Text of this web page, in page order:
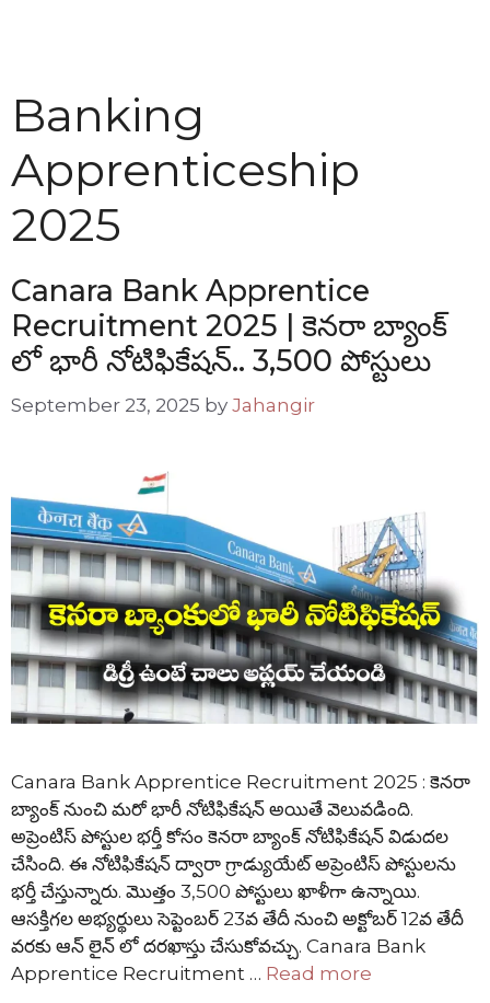
Banking
Apprenticeship
2025
Canara Bank Apprentice
Recruitment 2025 | కెనరా బ్యాంక్
లో భారీ నోటిఫికేషన్.. 3,500 పోస్టులు
September 23, 2025 by Jahangir
Canara Bank Apprentice Recruitment 2025 : కెనరా
బ్యాంక్ నుంచి మరో భారీ నోటిఫికేషన్ అయితే వెలువడింది.
అప్రెంటిస్ పోస్టుల భర్తీ కోసం కెనరా బ్యాంక్ నోటిఫికేషన్ విడుదల
చేసింది. ఈ నోటిఫికేషన్ ద్వారా గ్రాడ్యుయేట్ అప్రెంటిస్ పోస్టులను
భర్తీ చేస్తున్నారు. మొత్తం 3,500 పోస్టులు ఖాళీగా ఉన్నాయి.
ఆసక్తిగల అభ్యర్థులు సెప్టెంబర్ 23వ తేదీ నుంచి అక్టోబర్ 12వ తేదీ
వరకు ఆన్ లైన్ లో దరఖాస్తు చేసుకోవచ్చు. Canara Bank
Apprentice Recruitment … Read more